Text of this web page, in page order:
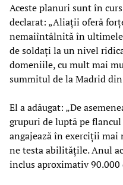
Aceste planuri sunt în
declarat: „Aliații oferă
nemaiîntâlnită în ultimele
de soldați la un nivel
domeniile, cu mult mai
summitul de la Madrid din
El a adăugat: „De
grupuri de luptă pe
angajează în exerciții
ne testa abilitățile. Anul
inclus aproximativ 90.000